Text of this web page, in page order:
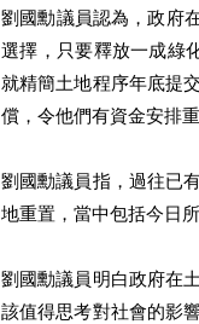
劉國勳議員認為，政府
選擇，只要釋放一成綠
就精簡土地程序年底提
償，令他們有資金安排重
劉國勳議員指，過往已
地重置，當中包括今日
劉國勳議員明白政府在
該值得思考對社會的影